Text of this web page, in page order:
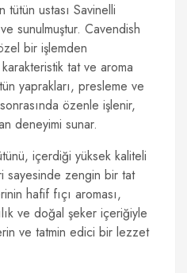
ustası Savinelli
sunulmuştur. Cavendish
bir işlemden
tat ve aroma
yaprakları, presleme ve
özenle işlenir,
deneyimi sunar.
içerdiği yüksek kaliteli
sayesinde zengin bir tat
hafif fıçı aroması,
ve doğal şeker içeriğiyle
ve tatmin edici bir lezzet